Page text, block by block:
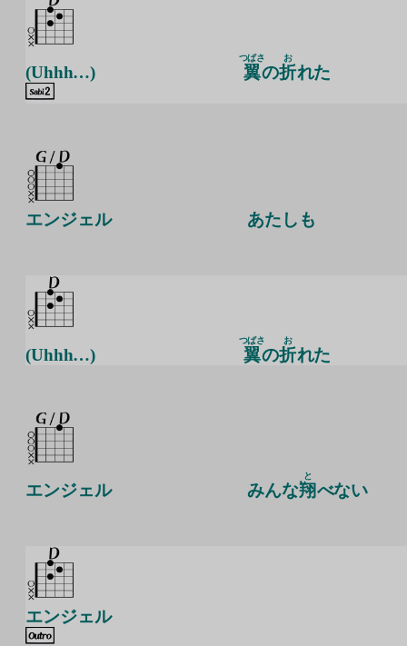
(Uhhh…) 翼
つばさ
の折
お
れた
エンジェル あたしも
(Uhhh…) 翼
つばさ
の折
お
れた
エンジェル みんな翔
と
べない
エンジェル